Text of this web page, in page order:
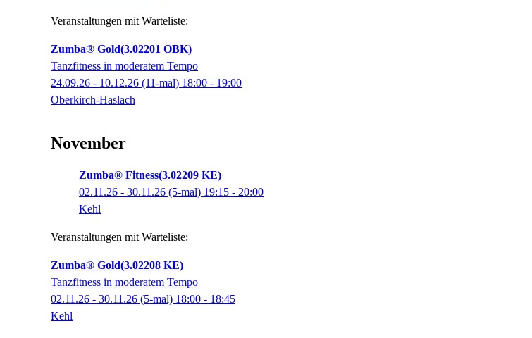
Veranstaltungen mit Warteliste:
Zumba® Gold 3.02201 OBK
Tanzfitness in moderatem Tempo
24.09.26 - 10.12.26 (11-mal) 18:00 - 19:00
Oberkirch-Haslach
November
Zumba® Fitness 3.02209 KE
02.11.26 - 30.11.26 (5-mal) 19:15 - 20:00
Kehl
Veranstaltungen mit Warteliste:
Zumba® Gold 3.02208 KE
Tanzfitness in moderatem Tempo
02.11.26 - 30.11.26 (5-mal) 18:00 - 18:45
Kehl